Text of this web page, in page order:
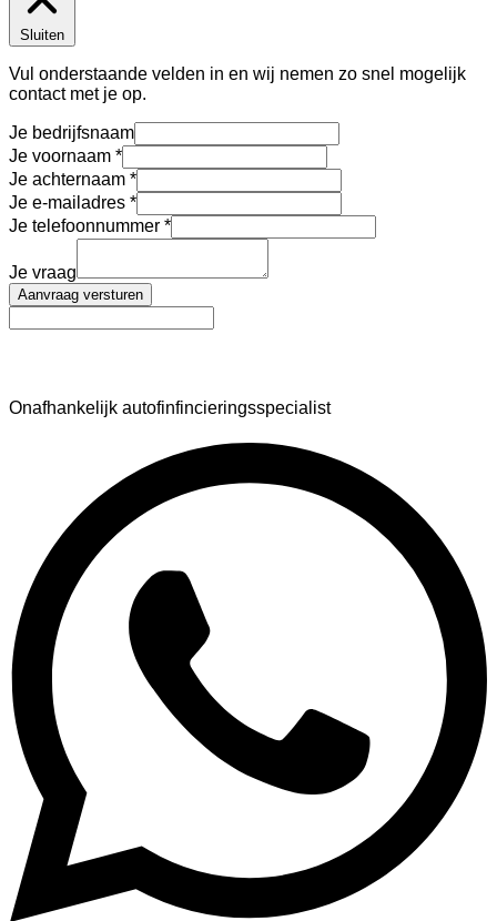
Sluiten
Vul onderstaande velden in en wij nemen zo snel mogelijk
contact met je op.
Je bedrijfsnaam
Je voornaam
Je achternaam
Je e-mailadres
Je telefoonnummer
Je vraag
Aanvraag versturen
Onafhankelijk autofinfincieringsspecialist